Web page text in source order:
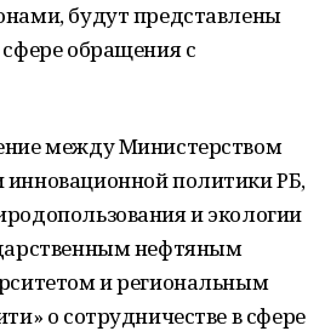
будут представлены
обращения с
между Министерством
политики РБ,
и экологии
нефтяным
и региональным
о сотрудничестве в сфере